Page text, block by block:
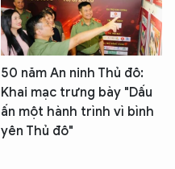
50 năm An ninh Thủ đô:
Khai mạc trưng bày "Dấu
ấn một hành trình vì bình
yên Thủ đô"